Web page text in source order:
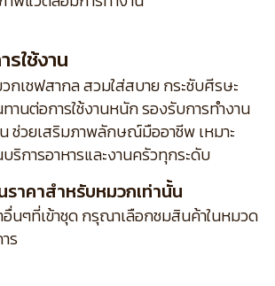
ใช้งาน
กเชฟสากล สวมใส่สบาย กระชับศีรษะ
านต่อการใช้งานหนัก รองรับการทำงาน
ช่วยเสริมภาพลักษณ์มืออาชีพ เหมาะ
ริการอาหารและงานครัวทุกระดับ
ราคาสำหรับหมวกเท่านั้น
นๆที่เข้าชุด กรุณาเลือกชมสินค้าในหมวด
ร